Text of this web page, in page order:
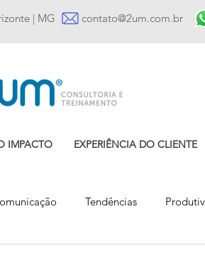
| MG contato@2um.com.br
IMPACTO EXPERIÊNCIA DO CLIENTE
Tendências